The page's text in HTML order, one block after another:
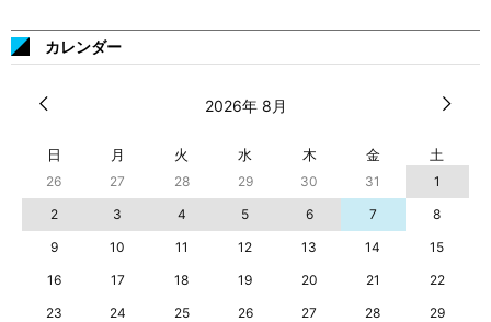
カレンダー
2026年 8月
日 月 火 水 木 金 土
26 27 28 29 30 31
1
2
3 4 5 6 7
8
9
10 11 12 13 14
15
16
17 18 19 20 21
22
23
24 25 26 27 28
29